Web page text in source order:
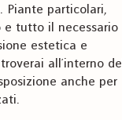
Piante particolari,
e tutto il necessario
estetica e
all’interno del
anche per